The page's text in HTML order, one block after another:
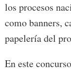
los procesos
como banners,
papelería del
En este